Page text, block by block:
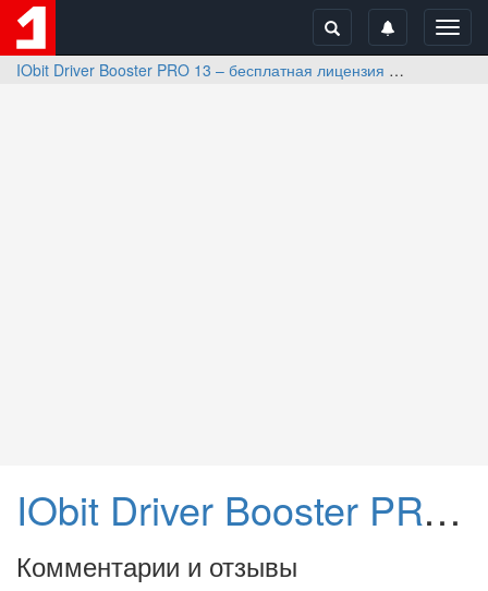
IObit Driver Booster PRO 13 – бесплатная лицензия
IObit Driver Booster PRO 13 – бесплатная лицензия
Комментарии и отзывы